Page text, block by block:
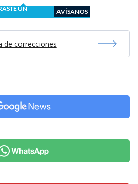
UN
AVÍSANOS
de correcciones